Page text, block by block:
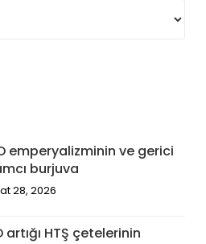
emperyalizminin ve gerici
burjuva
28, 2026
artığı HTŞ çetelerinin